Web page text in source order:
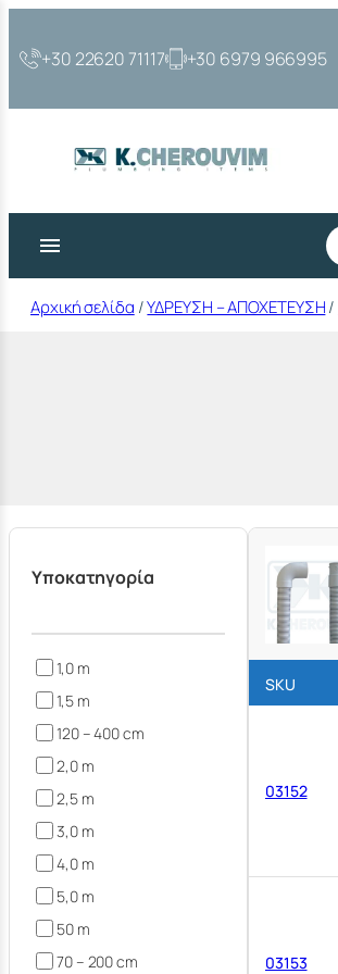
στο
περιεχόμενο
+30 22620 71117 +30 6979 966995
Αρχική σελίδα /ΥΔΡΕΥΣΗ – ΑΠΟΧΕΤΕΥΣΗ/
Υποκατηγορία
1,0 m
1,5 m
120 – 400 cm
2,0 m
2,5 m
3,0 m
4,0 m
5,0 m
50 m
70 – 200 cm
SKU
03152
03153